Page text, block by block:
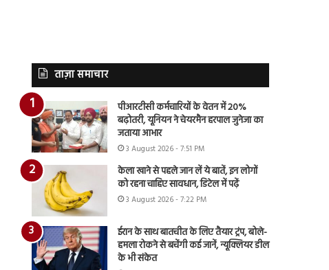
ताज़ा समाचार
पीआरटीसी कर्मचारियों के वेतन में 20%
बढ़ोतरी, यूनियन ने चेयरमैन हरपाल जुनेजा का
जताया आभार
3 August 2026 - 7:51 PM
केला खाने से पहले जान लें ये बातें, इन लोगों
को रहना चाहिए सावधान, डिटेल में पढ़ें
3 August 2026 - 7:22 PM
ईरान के साथ बातचीत के लिए तैयार ट्रंप, बोले-
हमला रोकने से बचेंगी कई जानें, न्यूक्लियर डील
के भी संकेत